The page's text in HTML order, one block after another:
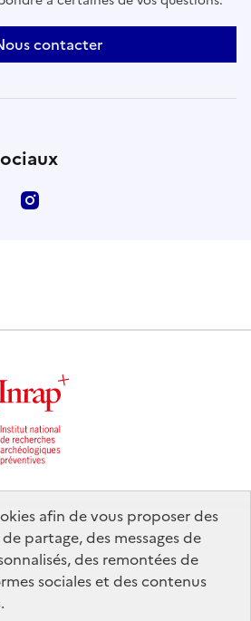
afin de vous proposer des
partage, des messages de
des remontées de
sociales et des contenus
contacter
Facebook
info.gouv.fr
data.gouv.fr